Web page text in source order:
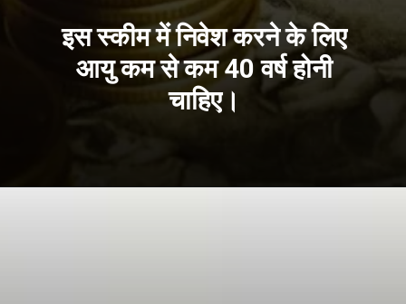
इस स्कीम में निवेश करने के लिए
आयु कम से कम 40 वर्ष होनी
चाहिए।